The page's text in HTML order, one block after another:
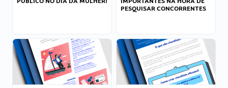
PESQUISAR CONCORRENTES